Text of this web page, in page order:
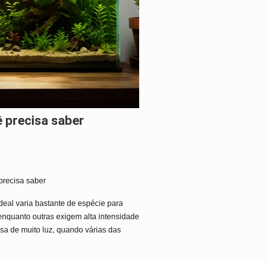
precisa saber
saber
varia bastante de espécie para
outras exigem alta intensidade
de muito luz, quando várias das